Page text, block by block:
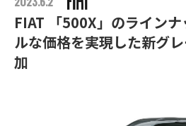
FIAT 「500X」のライン
ルな価格を実現した新グ
加